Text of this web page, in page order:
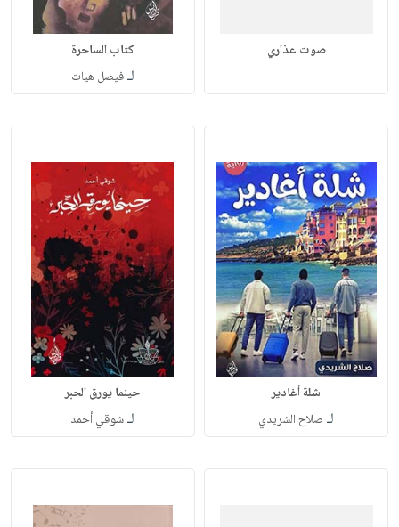
صوت عذاري كتاب الساحرة
لـفيصل هيات
شلة أغادير
لـ صلاح الشريدي
حينما يورق الحبر
لـشوقي أحمد